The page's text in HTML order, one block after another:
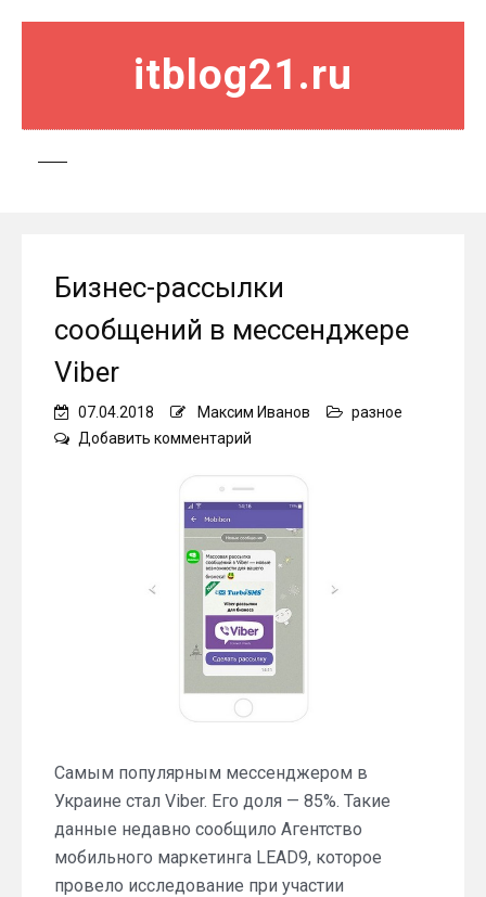
itblog21.ru
Бизнес-рассылки
сообщений в мессенджере
Viber
07.04.2018 Максим Иванов
разное
Добавить комментарий
рассылки
сообщений
в
мессенджере
Viber
Самым популярным мессенджером в
Украине стал Viber. Его доля — 85%. Такие
данные недавно сообщило Агентство
мобильного маркетинга LEAD9, которое
провело исследование при участии